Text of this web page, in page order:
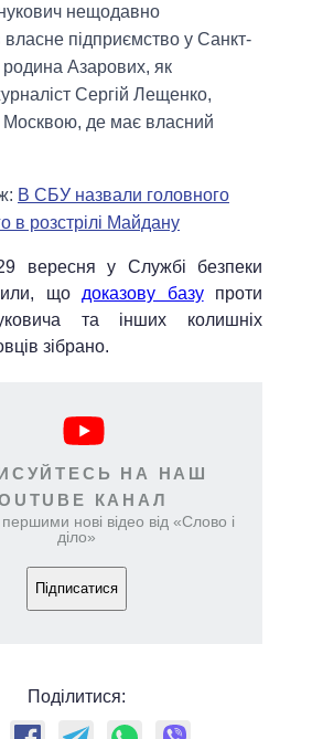
нещодавно
власне підприємство у Санкт-
родина Азарових, як
Сергій Лещенко,
Москвою, де має власний
В СБУ назвали головного
в розстрілі Майдану
вересня у Службі безпеки
що доказову базупроти
та інших колишніх
зібрано.
НА НАШ
КАНАЛ
першими нові відео від «Слово і
діло»
Підписатися
Поділитися: